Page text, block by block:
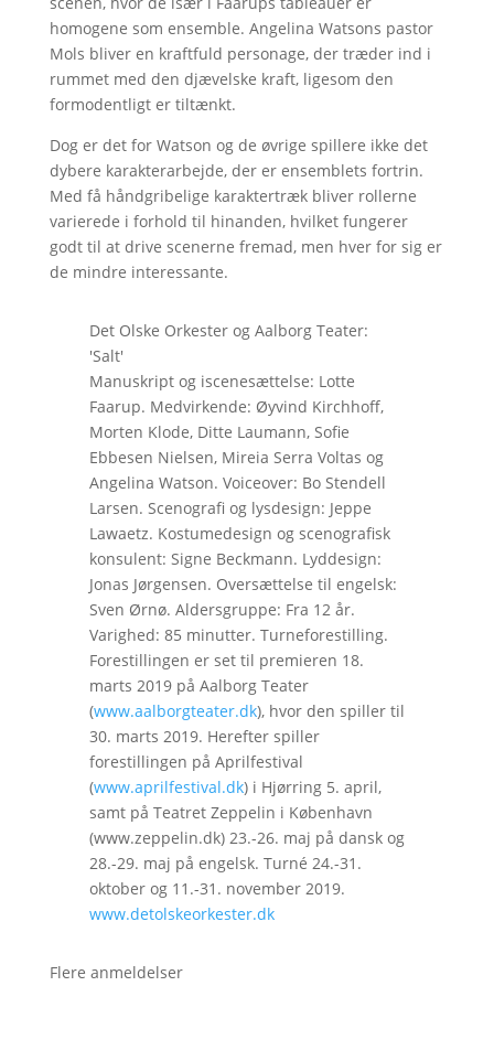
homogene som ensemble. Angelina Watsons pastor
Mols bliver en kraftfuld personage, der træder ind i
rummet med den djævelske kraft, ligesom den
formodentligt er tiltænkt.
Dog er det for Watson og de øvrige spillere ikke det
dybere karakterarbejde, der er ensemblets fortrin.
Med få håndgribelige karaktertræk bliver rollerne
varierede i forhold til hinanden, hvilket fungerer
godt til at drive scenerne fremad, men hver for sig er
de mindre interessante.
Det Olske Orkester og Aalborg Teater:
'Salt'
Manuskript og iscenesættelse: Lotte
Faarup. Medvirkende: Øyvind Kirchhoff,
Morten Klode, Ditte Laumann, Sofie
Ebbesen Nielsen, Mireia Serra Voltas og
Angelina Watson. Voiceover: Bo Stendell
Larsen. Scenografi og lysdesign: Jeppe
Lawaetz. Kostumedesign og scenografisk
konsulent: Signe Beckmann. Lyddesign:
Jonas Jørgensen. Oversættelse til engelsk:
Sven Ørnø. Aldersgruppe: Fra 12 år.
Varighed: 85 minutter. Turneforestilling.
Forestillingen er set til premieren 18.
marts 2019 på Aalborg Teater
(www.aalborgteater.dk), hvor den spiller til
30. marts 2019. Herefter spiller
forestillingen på Aprilfestival
(www.aprilfestival.dk) i Hjørring 5. april,
samt på Teatret Zeppelin i København
(www.zeppelin.dk) 23.-26. maj på dansk og
28.-29. maj på engelsk. Turné 24.-31.
oktober og 11.-31. november 2019.
www.detolskeorkester.dk
Flere anmeldelser